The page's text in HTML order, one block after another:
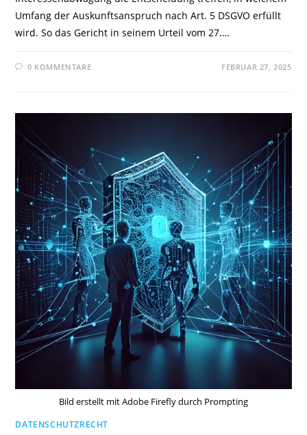
Umfang der Auskunftsanspruch nach Art. 5 DSGVO erfüllt
wird. So das Gericht in seinem Urteil vom 27.…
0 KOMMENTARE FEBRUAR 27, 2025
Bild erstellt mit Adobe Firefly durch Prompting
DATENSCHUTZRECHT